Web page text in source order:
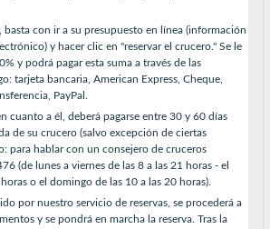
basta con ir a su presupuesto en línea (información
y hacer clic en "reservar el crucero." Se le
y podrá pagar esta suma a través de las
tarjeta bancaria, American Express, Cheque,
PayPal.
cuanto a él, deberá pagarse entre 30 y 60 días
de su crucero (salvo excepción de ciertas
para hablar con un consejero de cruceros
(de lunes a viernes de las 8 a las 21 horas - el
o el domingo de las 10 a las 20 horas).
por nuestro servicio de reservas, se procederá a
y se pondrá en marcha la reserva. Tras la